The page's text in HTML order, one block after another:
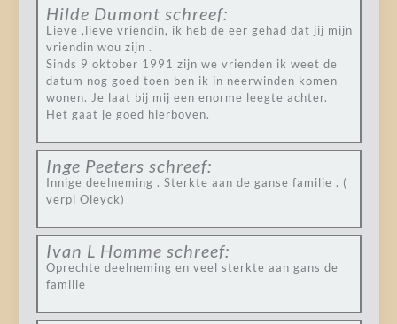
Hilde Dumont schreef:
Lieve ,lieve vriendin, ik heb de eer gehad dat jij mijn
vriendin wou zijn .
Sinds 9 oktober 1991 zijn we vrienden ik weet de
datum nog goed toen ben ik in neerwinden komen
wonen. Je laat bij mij een enorme leegte achter.
Het gaat je goed hierboven.
Inge Peeters schreef:
Innige deelneming . Sterkte aan de ganse familie . (
verpl Oleyck)
Ivan L Homme schreef:
Oprechte deelneming en veel sterkte aan gans de
familie